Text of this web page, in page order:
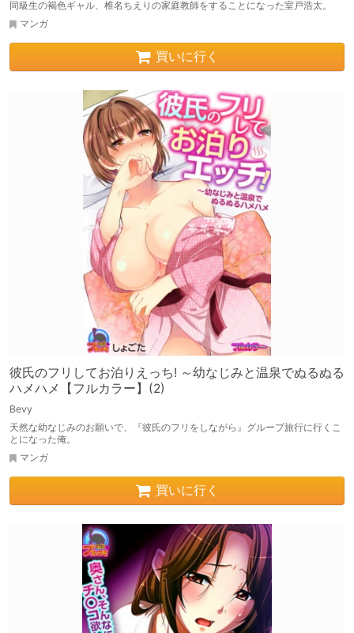
同級生の褐色ギャル、椎名ちえりの家庭教師をすることになった室戸浩太。
マンガ
買いに行く
彼氏のフリしてお泊りえっち! ～幼なじみと温泉でぬるぬる
ハメハメ【フルカラー】(2)
Bevy
天然な幼なじみのお願いで、『彼氏のフリをしながら』グループ旅行に行くこ
とになった俺。
マンガ
買いに行く